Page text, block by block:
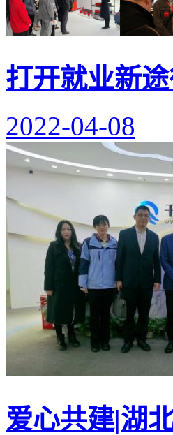
打开就业新
2022-04-08
爱心共建|湖